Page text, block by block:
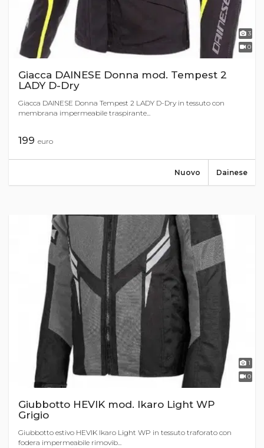
3
0
Giacca DAINESE Donna mod. Tempest 2
LADY D-Dry
Giacca DAINESE Donna Tempest 2 LADY D-Dry in tessuto con
membrana impermeabile traspirante...
199 euro
Dainese
Nuovo
1
0
Giubbotto HEVIK mod. Ikaro Light WP
Grigio
Giubbotto estivo HEVIK Ikaro Light WP in tessuto traforato con
fodera impermeabile rimovib...